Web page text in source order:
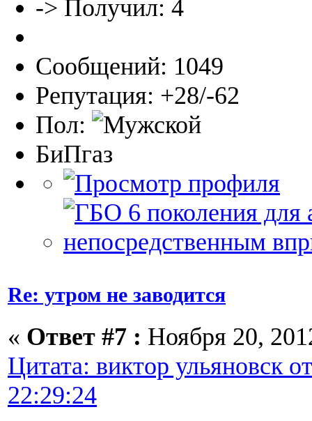
-> Получил: 4
Сообщений: 1049
Репутация: +28/-62
Пол:
БиПгаз
Re: утром не заводится
« Ответ #7 : Ноября 20,
Цитата: виктор ульяновск
22:29:24